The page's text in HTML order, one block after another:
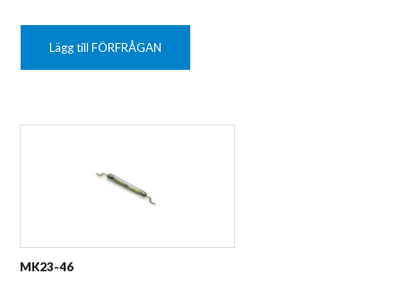
Lägg till FÖRFRÅGAN
MK23-46